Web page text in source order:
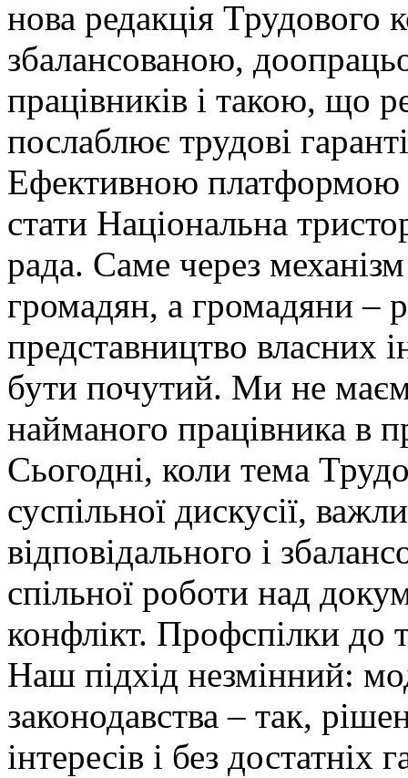
нова редакція Трудового
збалансованою,
працівників і такою, що
послаблює трудові
Ефективною платформою
стати Національна
рада. Саме через
громадян, а громадяни –
представництво власних
бути почутий. Ми не
найманого працівника в
Сьогодні, коли тема
суспільної дискусії,
відповідального і
спільної роботи над
конфлікт. Профспілки до
Наш підхід незмінний:
законодавства – так,
інтересів і без достатніх